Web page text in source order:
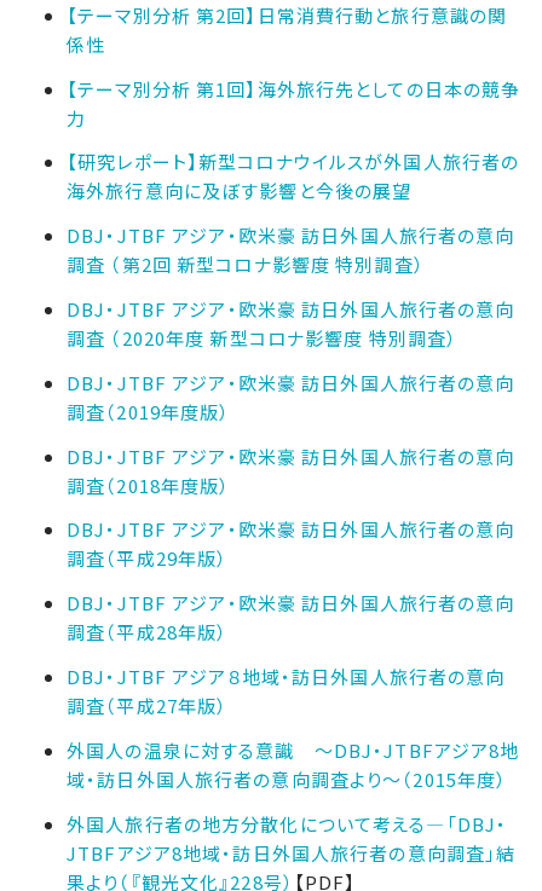
【テーマ別分析 第2回】日常消費行動と旅行意識の関
係性
【テーマ別分析 第1回】海外旅行先としての日本の競争
力
【研究レポート】新型コロナウイルスが外国人旅行者の
海外旅行意向に及ぼす影響と今後の展望
DBJ・JTBF アジア・欧米豪 訪日外国人旅行者の意向
調査 （第2回 新型コロナ影響度 特別調査）
DBJ・JTBF アジア・欧米豪 訪日外国人旅行者の意向
調査 （2020年度 新型コロナ影響度 特別調査）
DBJ・JTBF アジア・欧米豪 訪日外国人旅行者の意向
調査（2019年度版）
DBJ・JTBF アジア・欧米豪 訪日外国人旅行者の意向
調査（2018年度版）
DBJ・JTBF アジア・欧米豪 訪日外国人旅行者の意向
調査（平成29年版）
DBJ・JTBF アジア・欧米豪 訪日外国人旅行者の意向
調査（平成28年版）
DBJ・JTBF アジア８地域・訪日外国人旅行者の意向
調査（平成27年版）
外国人の温泉に対する意識 ～DBJ・JTBFアジア8地
域・訪日外国人旅行者の意向調査より～（2015年度）
外国人旅行者の地方分散化について考える―「DBJ・
JTBFアジア8地域・訪日外国人旅行者の意向調査」結
果より（『観光文化』228号） 【PDF】